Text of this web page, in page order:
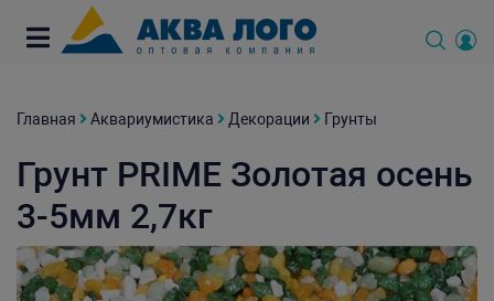
Главная Аквариумистика Декорации Грунты
Грунт PRIME Золотая осень
3-5мм 2,7кг